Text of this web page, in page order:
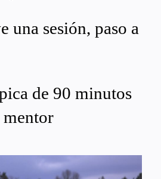
una sesión, paso a
de 90 minutos
mentor